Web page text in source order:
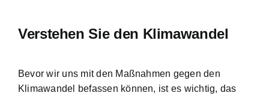
Verstehen Sie den Klimawandel
Bevor wir uns mit den Maßnahmen gegen den
Klimawandel befassen können, ist es wichtig, das